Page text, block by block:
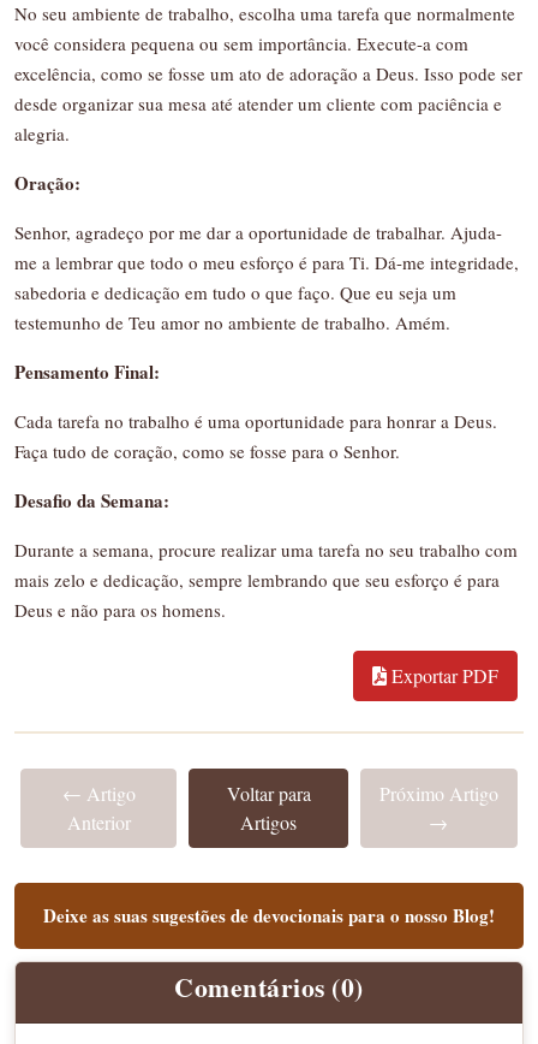
No seu ambiente de trabalho, escolha uma tarefa que normalmente
você considera pequena ou sem importância. Execute-a com
excelência, como se fosse um ato de adoração a Deus. Isso pode ser
desde organizar sua mesa até atender um cliente com paciência e
alegria.
Oração:
Senhor, agradeço por me dar a oportunidade de trabalhar. Ajuda-
me a lembrar que todo o meu esforço é para Ti. Dá-me integridade,
sabedoria e dedicação em tudo o que faço. Que eu seja um
testemunho de Teu amor no ambiente de trabalho. Amém.
Pensamento Final:
Cada tarefa no trabalho é uma oportunidade para honrar a Deus.
Faça tudo de coração, como se fosse para o Senhor.
Desafio da Semana:
Durante a semana, procure realizar uma tarefa no seu trabalho com
mais zelo e dedicação, sempre lembrando que seu esforço é para
Deus e não para os homens.
Exportar PDF
← Artigo
Anterior
Voltar para
Artigos
Próximo Artigo
→
Deixe as suas sugestões de devocionais para o nosso Blog!
Comentários (0)